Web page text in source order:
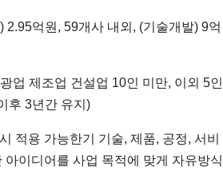
2.95억원, 59개사 내외, (기술개발) 9억
업 제조업 건설업 10인 미만, 이외 5인
후 3년간 유지)
적용 가능한기 기술, 제품, 공정, 서비
아이디어를 사업 목적에 맞게 자유방식